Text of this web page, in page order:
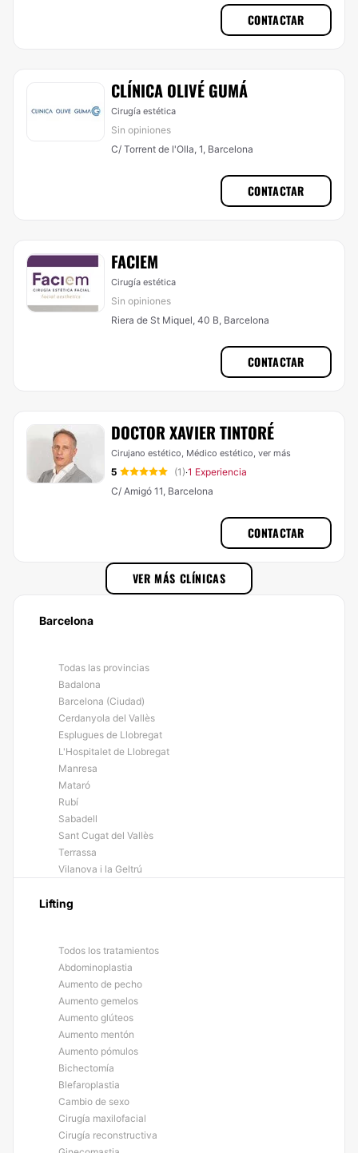
CONTACTAR
CLÍNICA OLIVÉ GUMÁ
Cirugía estética
Sin opiniones
C/ Torrent de l'Olla, 1, Barcelona
CONTACTAR
FACIEM
Cirugía estética
Sin opiniones
Riera de St Miquel, 40 B, Barcelona
CONTACTAR
DOCTOR XAVIER TINTORÉ
Cirujano estético, Médico estético, ver más
5 (1)·1 Experiencia
C/ Amigó 11, Barcelona
CONTACTAR
VER MÁS CLÍNICAS
Barcelona
Todas las provincias
Badalona
Barcelona (Ciudad)
Cerdanyola del Vallès
Esplugues de Llobregat
L'Hospitalet de Llobregat
Manresa
Mataró
Rubí
Sabadell
Sant Cugat del Vallès
Terrassa
Vilanova i la Geltrú
Lifting
Todos los tratamientos
Abdominoplastia
Aumento de pecho
Aumento gemelos
Aumento glúteos
Aumento mentón
Aumento pómulos
Bichectomía
Blefaroplastia
Cambio de sexo
Cirugía maxilofacial
Cirugía reconstructiva